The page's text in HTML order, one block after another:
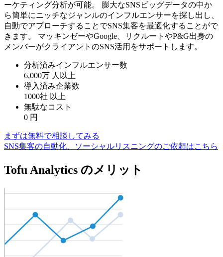
ーケティング分析が可能。 膨大なSNSビッグデータの中か
ら簡単にニッチなジャンルのインフルエンサーを探し出し、
自動でアプローチすることでSNS集客を最適化することがで
きます。 マッキンゼーやGoogle、リクルートやP&G出身の
メンバーがクライアントのSNS活用をサポートします。
分析済みインフルエンサー数
6,000万 人以上
導入済み企業数
1000社 以上
無駄なコスト
0 円
まずは無料で相談してみる
SNS集客の自動化、ソーシャルリスニングのご依頼はこちら
Tofu Analytics のメリット